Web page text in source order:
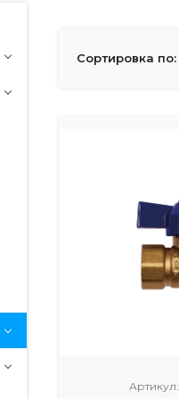
Сортировка по:
Артикул: